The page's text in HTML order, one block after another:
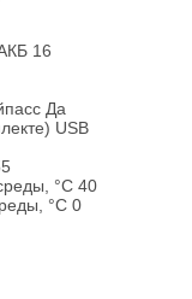
16
Да
USB
°С 40
°С 0